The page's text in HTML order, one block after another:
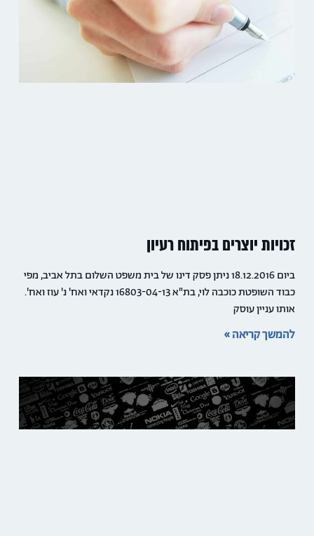
זכויות יוצרים בפיתוח רעיון
ביום 18.12.2016 ניתן פסק דינו של בית משפט השלום בתל אביב, מפי
כבוד השופטת כוכבה לוי, בת"א 16803-04-13 נקדאי ואח' נ' עוז ואח'.
אותו עניין עוסק
להמשך קריאה »